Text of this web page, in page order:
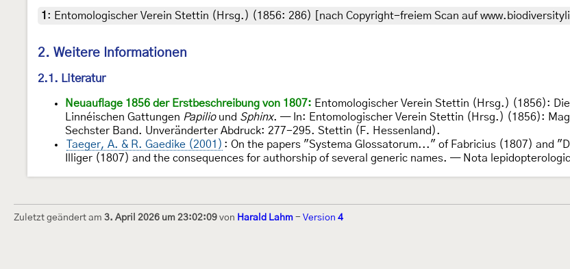
1 : Entomologischer Verein Stettin (Hrsg.) (1856: 286) [nach Copyright-freiem Scan auf
2. Weitere Informationen
2.1. Literatur
Neuauflage 1856 der Erstbeschreibung von 1807: Entomologischer Verein Stettin (Hrsg.) (1856):
Linnéischen Gattungen Papiliound Sphinx. — In: Entomologischer Verein Stettin (Hrsg.) (1856):
Sechster Band. Unveränderter Abdruck: 277-295. Stettin (F. Hessenland).
Taeger, A. & R. Gaedike (2001) : On the papers "Systema Glossatorum..." of Fabricius (1807) and
Illiger (1807) and the consequences for authorship of several generic names. — Nota
Zuletzt geändert am 3. April 2026 um 23:02:09 von Harald Lahm - Version 4